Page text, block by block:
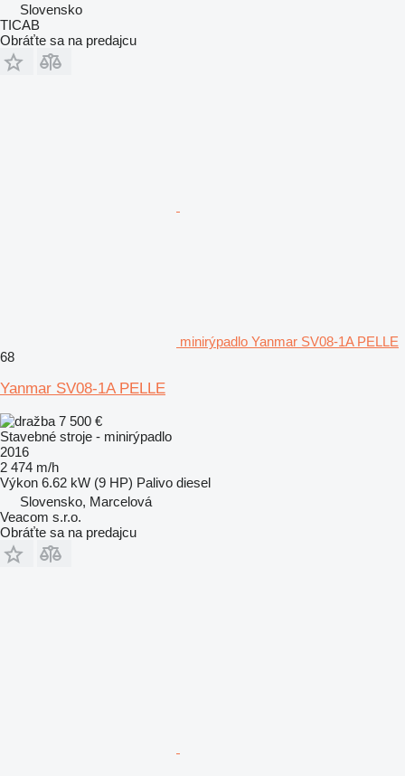
Slovensko
TICAB
Obráťte sa na predajcu
minirýpadlo Yanmar SV08-1A PELLE
68
Yanmar SV08-1A PELLE
7 500 €
Stavebné stroje - minirýpadlo
2016
2 474 m/h
Výkon 6.62 kW (9 HP) Palivo diesel
Slovensko, Marcelová
Veacom s.r.o.
Obráťte sa na predajcu